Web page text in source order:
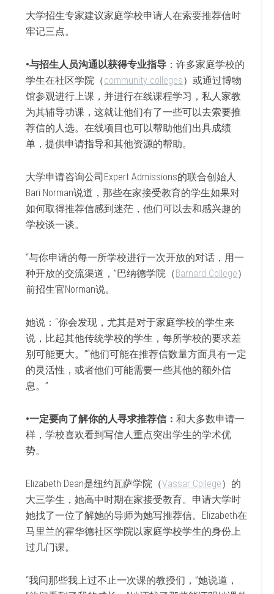
大学招生专家建议家庭学校申请人在索要推荐信时
牢记三点。
•与招生人员沟通以获得专业指导 ：许多家庭学校的
学生在社区学院（community colleges）或通过博物
馆参观进行上课，并进行在线课程学习，私人家教
为其辅导功课，这就让他们有了一些可以去索要推
荐信的人选。在线项目也可以帮助他们出具成绩
单，提供申请指导和其他资源的帮助。
大学申请咨询公司Expert Admissions的联合创始人
Bari Norman说道，那些在家接受教育的学生如果对
如何取得推荐信感到迷茫，他们可以去和感兴趣的
学校谈一谈。
“与你申请的每一所学校进行一次开放的对话，用一
种开放的交流渠道，”巴纳德学院（Barnard College）
前招生官Norman说。
她说：“你会发现，尤其是对于家庭学校的学生来
说，比起其他传统学校的学生，每所学校的要求差
别可能更大。”“他们可能在推荐信数量方面具有一定
的灵活性，或者他们可能需要一些其他的额外信
息。”
•一定要向了解你的人寻求推荐信：和大多数申请一
样，学校喜欢看到写信人重点突出学生的学术优
势。
Elizabeth Dean是纽约瓦萨学院（Vassar College）的
大三学生，她高中时期在家接受教育。申请大学时
她找了一位了解她的导师为她写推荐信。Elizabeth在
马里兰的霍华德社区学院以家庭学校学生的身份上
过几门课。
“我问那些我上过不止一次课的教授们，”她说道，